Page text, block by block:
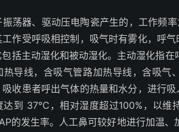
荡器、驱动压电陶瓷产生的，工作频
作受呼吸相控制，吸气时有雾化，呼
括主动湿化和被动湿化。主动湿化指
热导线，含吸气管路加热导线，含吸
吸收患者呼出气体的热量和水分，进行
达到 37℃，相对湿度超过100%，以维
的发生率。人工鼻可较好地进行加温